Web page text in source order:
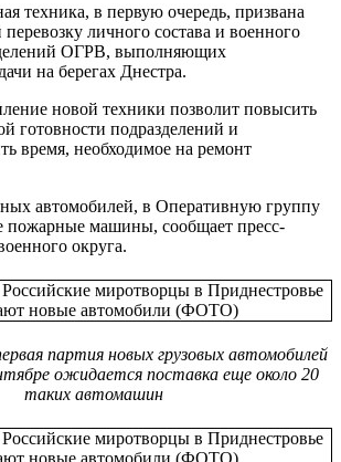
техника, в первую очередь, призвана
перевозку личного состава и военного
ОГРВ, выполняющих
на берегах Днестра.
новой техники позволит повысить
готовности подразделений и
время, необходимое на ремонт
автомобилей, в Оперативную группу
пожарные машины, сообщает пресс-
округа.
партия новых грузовых автомобилей
ожидается поставка еще около 20
таких автомашин